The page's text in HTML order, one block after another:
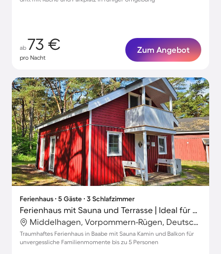
ab 73 €
pro Nacht
Zum Angebot
Ferienhaus ∙ 5 Gäste ∙ 3 Schlafzimmer
Ferienhaus mit Sauna und Terrasse | Ideal für Homeoffice
Middelhagen, Vorpommern-Rügen, Deutschland
Traumhaftes Ferienhaus in Baabe mit Sauna Kamin und Balkon für
unvergessliche Familienmomente bis zu 5 Personen